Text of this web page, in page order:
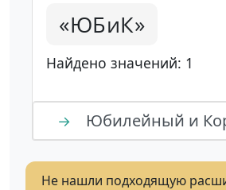
«ЮБиК»
Найдено значений: 1
→ Юбилейный и
Не нашли подходящую